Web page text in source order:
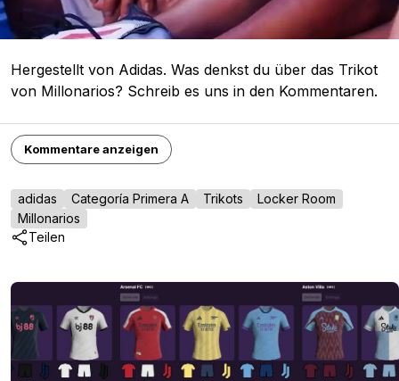
Hergestellt von Adidas. Was denkst du über das Trikot
von Millonarios? Schreib es uns in den Kommentaren.
Kommentare anzeigen
adidas Categoría Primera A Trikots
Locker Room
Millonarios
Teilen